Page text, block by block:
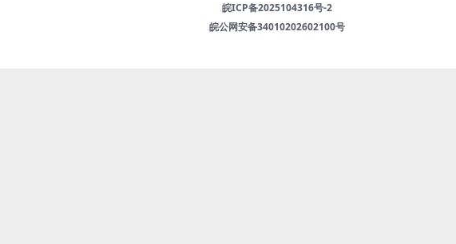
皖ICP备2025104316号-2
皖公网安备34010202602100号